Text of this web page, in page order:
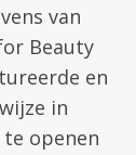
van
Beauty
en
in
openen